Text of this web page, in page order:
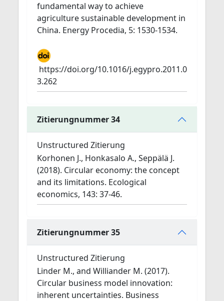
fundamental way to achieve
agriculture sustainable development in
China. Energy Procedia, 5: 1530-1534.
https://doi.org/10.1016/j.egypro.2011.0
3.262
Zitierungnummer 34
Unstructured Zitierung
Korhonen J., Honkasalo A., Seppälä J.
(2018). Circular economy: the concept
and its limitations. Ecological
economics, 143: 37-46.
Zitierungnummer 35
Unstructured Zitierung
Linder M., and Williander M. (2017).
Circular business model innovation:
inherent uncertainties. Business